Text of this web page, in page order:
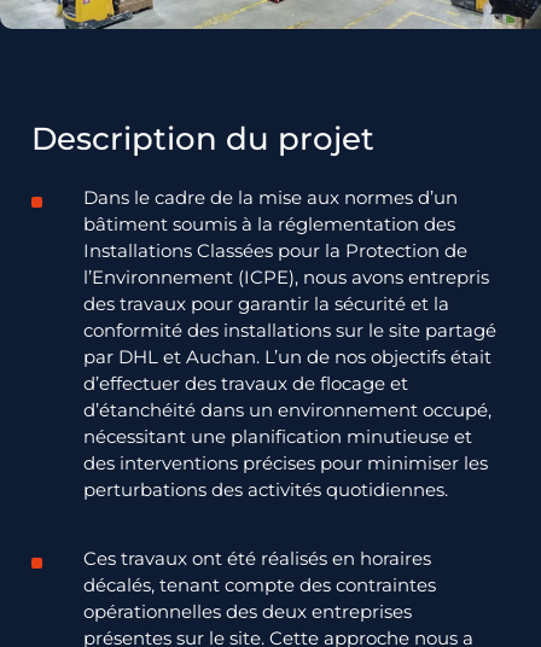
Description du projet
Dans le cadre de la mise aux normes d’un
bâtiment soumis à la réglementation des
Installations Classées pour la Protection de
l’Environnement (ICPE), nous avons entrepris
des travaux pour garantir la sécurité et la
conformité des installations sur le site partagé
par DHL et Auchan. L’un de nos objectifs était
d’effectuer des travaux de flocage et
d’étanchéité dans un environnement occupé,
nécessitant une planification minutieuse et
des interventions précises pour minimiser les
perturbations des activités quotidiennes.
Ces travaux ont été réalisés en horaires
décalés, tenant compte des contraintes
opérationnelles des deux entreprises
présentes sur le site. Cette approche nous a